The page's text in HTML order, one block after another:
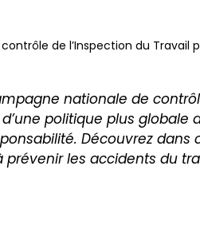
de l’Inspection du Travail
nationale de
politique plus globale
Découvrez
les accidents du